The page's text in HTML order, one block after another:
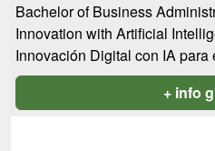
Bachelor of Business
Innovation with Artificial
Innovación Digital con IA para
+ info